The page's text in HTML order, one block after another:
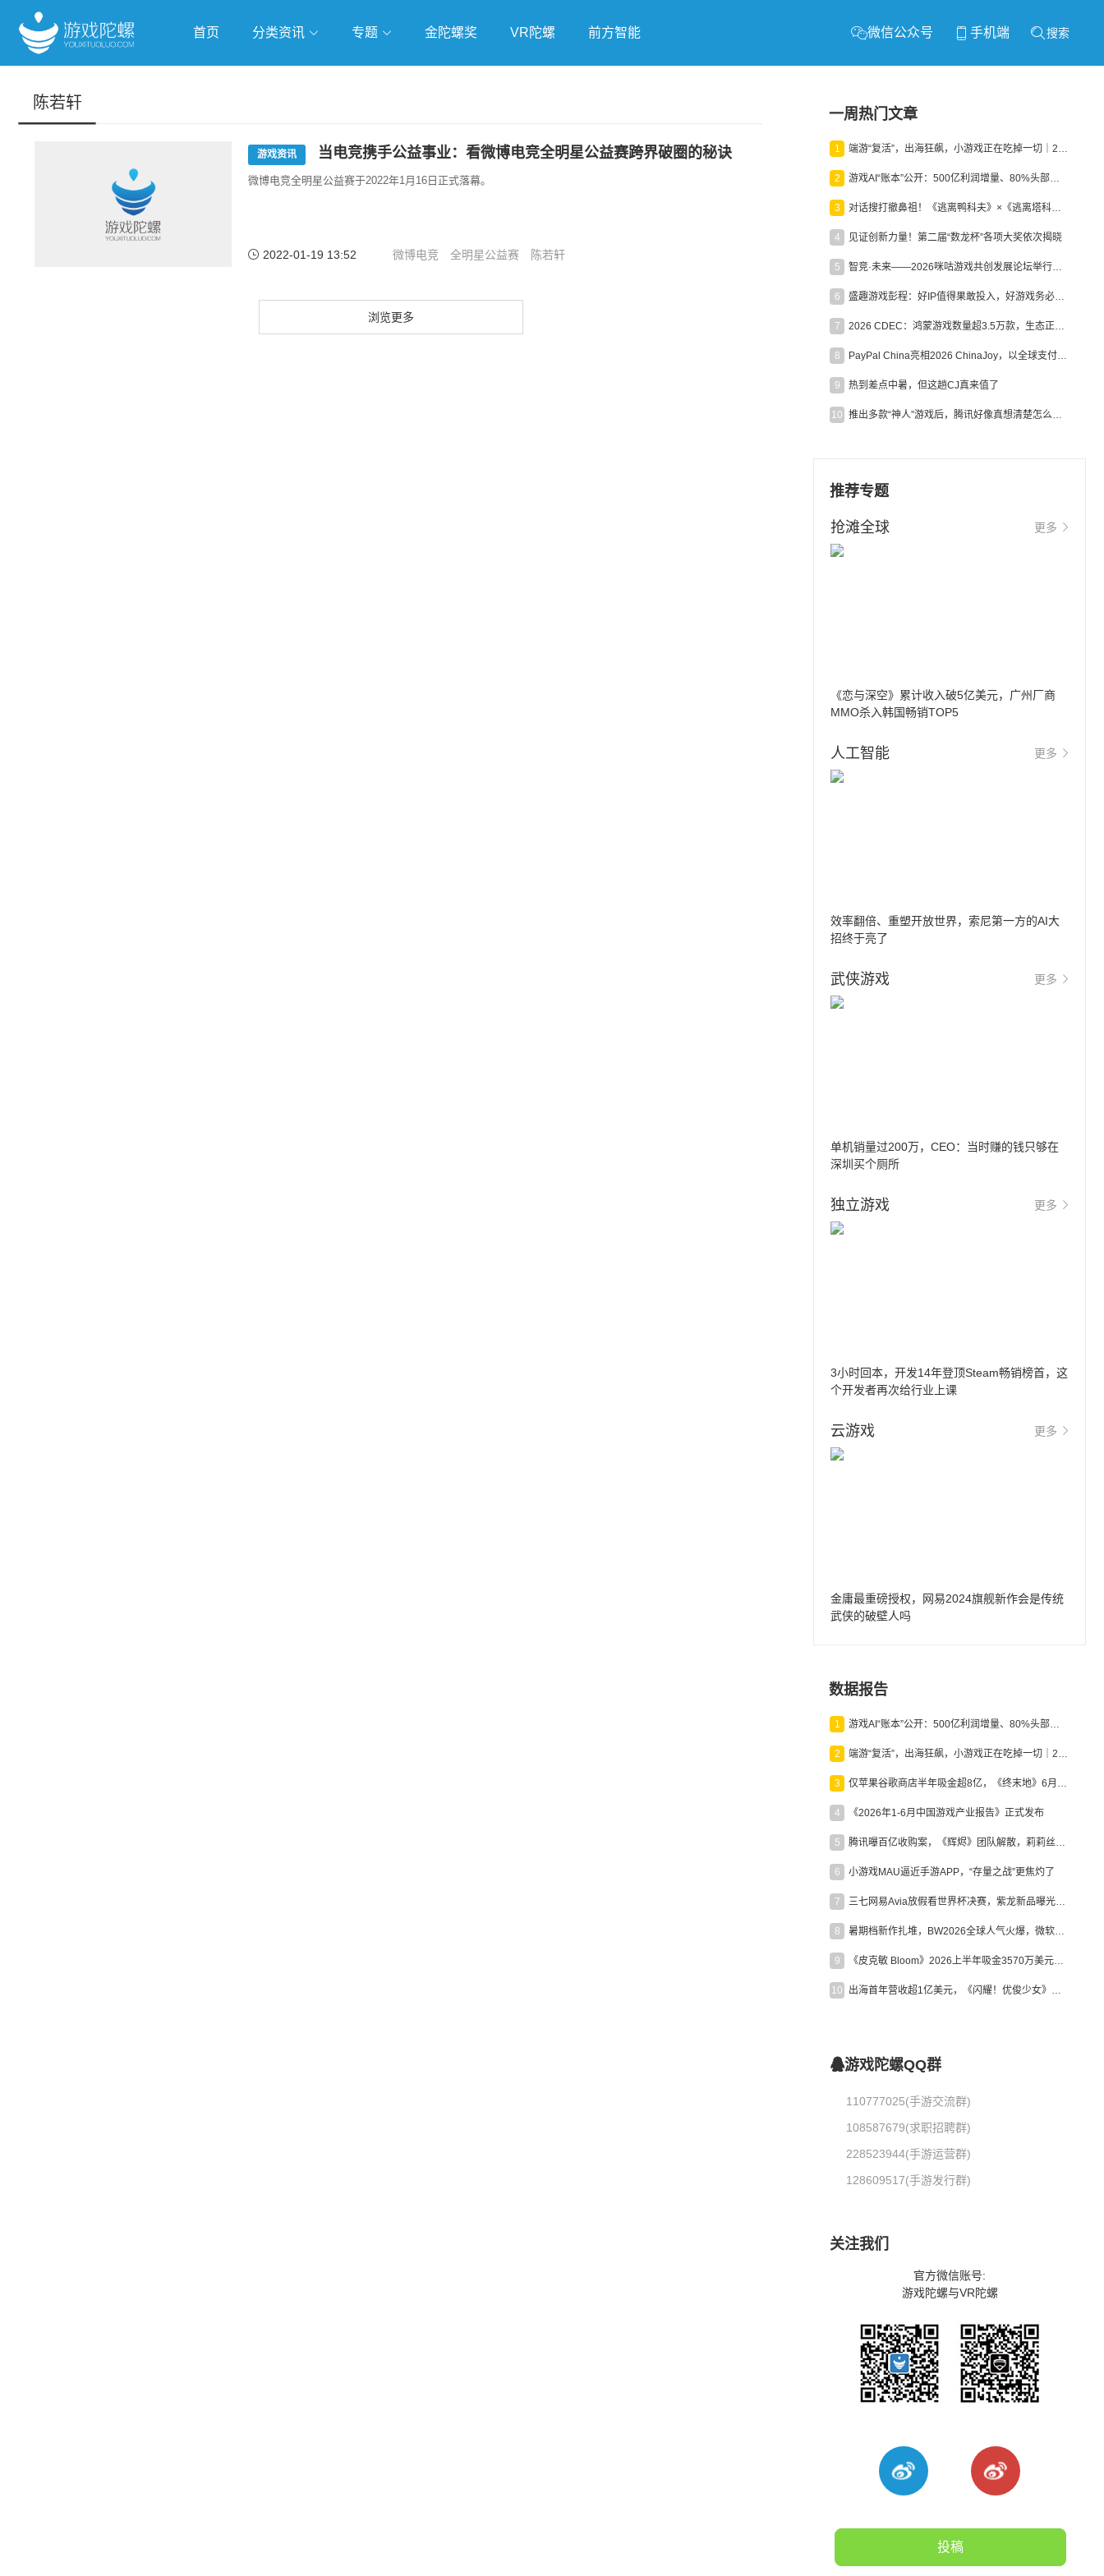
首页 分类资讯 专题 金陀螺奖 VR陀螺 前方智能 微信公众号 手机端 搜索
陈若轩
游戏资讯 当电竞携手公益事业：看微博电竞全明星公益赛跨界破圈的秘诀
微博电竞全明星公益赛于2022年1月16日正式落幕。
2022-01-19 13:52 微博电竞 全明星公益赛 陈若轩
浏览更多
一周热门文章
1 端游“复活”，出海狂飙，小游戏正在吃掉一切｜2026上半年产业报告
2 游戏AI“账本”公开：500亿利润增量、80%头部入局，谁在闷声发财？
3 对话搜打撤鼻祖！《逃离鸭科夫》×《逃离塔科夫》官方线下沙龙落幕
4 见证创新力量！第二届“数龙杯”各项大奖依次揭晓
5 智竞·未来——2026咪咕游戏共创发展论坛举行：聚力精品内容、AI创作与电竞生态，共建高品质益智健康游戏社区
6 盛趣游戏彭程：好IP值得果敢投入，好游戏务必长效经营
7 2026 CDEC：鸿蒙游戏数量超3.5万款，生态正循环加速产业高质量发展
8 PayPal China亮相2026 ChinaJoy，以全球支付能力助力中国游戏企业深化全球运营
9 热到差点中暑，但这趟CJ真来值了
10 推出多款“神人”游戏后，腾讯好像真想清楚怎么做二次元了
推荐专题
抢滩全球 更多
《恋与深空》累计收入破5亿美元，广州厂商
MMO杀入韩国畅销TOP5
人工智能 更多
效率翻倍、重塑开放世界，索尼第一方的AI大
招终于亮了
武侠游戏 更多
单机销量过200万，CEO：当时赚的钱只够在
深圳买个厕所
独立游戏 更多
3小时回本，开发14年登顶Steam畅销榜首，这
个开发者再次给行业上课
云游戏 更多
金庸最重磅授权，网易2024旗舰新作会是传统
武侠的破壁人吗
数据报告
1 游戏AI“账本”公开：500亿利润增量、80%头部入局，谁在闷声发财？
2 端游“复活”，出海狂飙，小游戏正在吃掉一切｜2026上半年产业报告
3 仅苹果谷歌商店半年吸金超8亿，《终末地》6月份收入显著回暖
4 《2026年1-6月中国游戏产业报告》正式发布
5 腾讯曝百亿收购案，《辉烬》团队解散，莉莉丝新作曝光｜陀螺周报
6 小游戏MAU逼近手游APP，“存量之战”更焦灼了
7 三七网易Avia放假看世界杯决赛，紫龙新品曝光，米哈游新作上线 | 陀螺周报
8 暑期档新作扎堆，BW2026全球人气火爆，微软XBOX大裁员|陀螺周报
9 《皮克敏 Bloom》2026上半年吸金3570万美元，中国台湾成最大市场
10 出海首年营收超1亿美元，《闪耀！优俊少女》美国市场占比达七成
游戏陀螺QQ群
110777025(手游交流群)
108587679(求职招聘群)
228523944(手游运营群)
128609517(手游发行群)
关注我们
官方微信账号:
游戏陀螺与VR陀螺
投稿